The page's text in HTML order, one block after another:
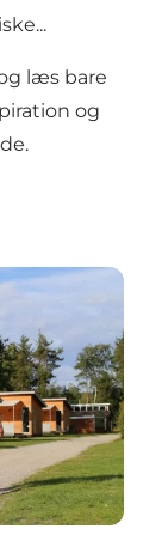
læs bare
og